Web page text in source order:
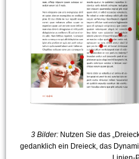
3 Bilder: Nutzen Sie das
gedanklich ein Dreieck, das